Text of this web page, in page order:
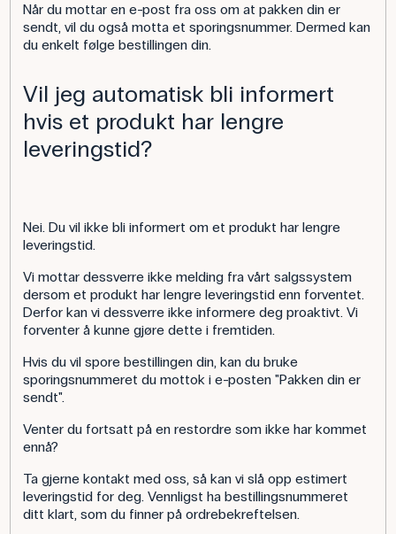
Når du mottar en e-post fra oss om at pakken din er
sendt, vil du også motta et sporingsnummer. Dermed kan
du enkelt følge bestillingen din.
Vil jeg automatisk bli informert
hvis et produkt har lengre
leveringstid?
Nei. Du vil ikke bli informert om et produkt har lengre
leveringstid.
Vi mottar dessverre ikke melding fra vårt salgssystem
dersom et produkt har lengre leveringstid enn forventet.
Derfor kan vi dessverre ikke informere deg proaktivt. Vi
forventer å kunne gjøre dette i fremtiden.
Hvis du vil spore bestillingen din, kan du bruke
sporingsnummeret du mottok i e-posten "Pakken din er
sendt".
Venter du fortsatt på en restordre som ikke har kommet
ennå?
Ta gjerne kontakt med oss, så kan vi slå opp estimert
leveringstid for deg. Vennligst ha bestillingsnummeret
ditt klart, som du finner på ordrebekreftelsen.